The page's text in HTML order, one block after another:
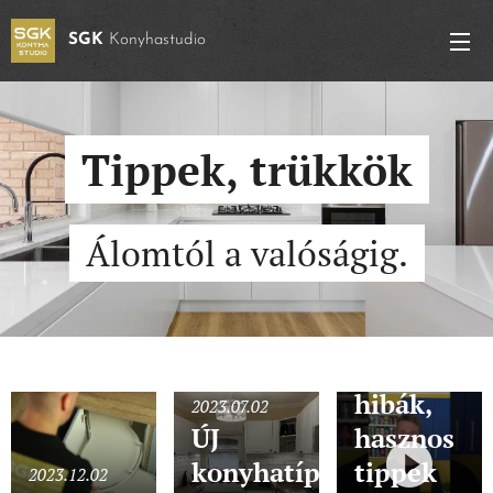
SGK Konyhastudio
Tippek, trükkök
Álomtól a valóságig.
2023.12.02
2023.07.02
ÚJ
konyhatípus:
2023.06.18
hibák,
hasznos
tippek